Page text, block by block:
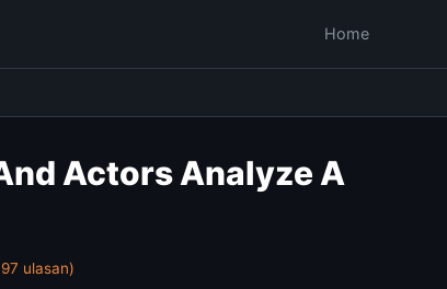
Home
Actors Analyze A
ulasan)